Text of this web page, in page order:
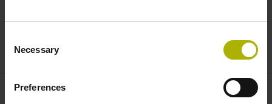
Selection
Necessary
Preferences